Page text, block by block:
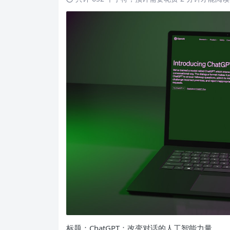
标题：ChatGPT：改变对话的人工智能力量